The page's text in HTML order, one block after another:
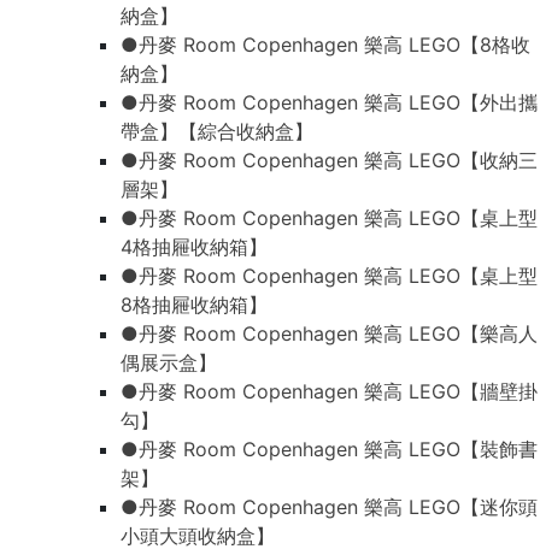
納盒】
●丹麥 Room Copenhagen 樂高 LEGO【8格收
納盒】
●丹麥 Room Copenhagen 樂高 LEGO【外出攜
帶盒】【綜合收納盒】
●丹麥 Room Copenhagen 樂高 LEGO【收納三
層架】
●丹麥 Room Copenhagen 樂高 LEGO【桌上型
4格抽屜收納箱】
●丹麥 Room Copenhagen 樂高 LEGO【桌上型
8格抽屜收納箱】
●丹麥 Room Copenhagen 樂高 LEGO【樂高人
偶展示盒】
●丹麥 Room Copenhagen 樂高 LEGO【牆壁掛
勾】
●丹麥 Room Copenhagen 樂高 LEGO【裝飾書
架】
●丹麥 Room Copenhagen 樂高 LEGO【迷你頭
小頭大頭收納盒】